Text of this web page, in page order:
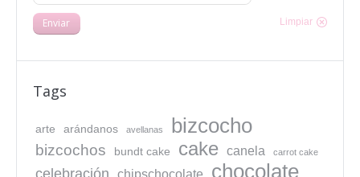
Enviar Limpiar
Tags
arte arándanos avellanas bizcocho
bizcochos bundt cake cake canela carrot cake
celebración chipschocolate chocolate